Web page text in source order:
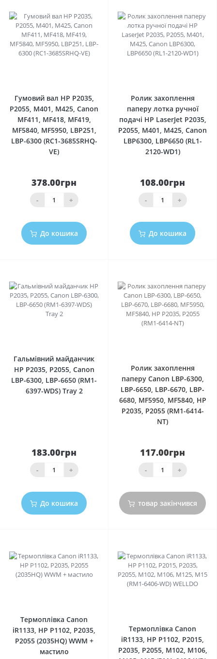
Гумовий вал HP P2035,
P2055, M401, M425, Canon
MF411, MF418, MF419,
MF5840, MF5950, LBP251,
LBP-6300 (RC1-3685SRHQ-
VE)
378.00грн
- +
До кошика
Ролик захоплення
паперу лотка ручної
подачі HP LaserJet P2035,
P2055, M401, M425, Canon
LBP6300, LBP6650 (RL1-
2120-WD1)
108.00грн
- +
До кошика
Гальмівний майданчик
HP P2035, P2055, Canon
LBP-6300, LBP-6650 (RM1-
6397-WDS) Tray 2
183.00грн
- +
До кошика
Ролик захоплення
паперу Canon LBP-6300,
LBP-6650, LBP-6670, LBP-
6680, MF5950, MF5840, HP
P2035, P2055 (RM1-6414-
NT)
117.00грн
- +
товар закінчився
Термоплівка Canon
iR1133, HP P1102, P2035,
P2055 (2035HQ) WWM +
мастило
Термоплівка Canon
iR1133, HP P1102, P2015,
P2035, P2055, M102, M106,